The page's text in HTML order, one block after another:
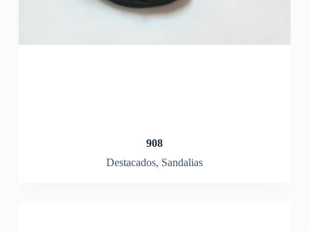
908
Destacados, Sandalias